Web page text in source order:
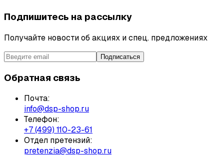
Подпишитесь на рассылку
Получайте новости об акциях и спец. предложениях
Подписаться
Обратная связь
Почта:
info@dsp-shop.ru
Телефон:
+7 (499) 110-23-61
Отдел претензий:
pretenzia@dsp-shop.ru